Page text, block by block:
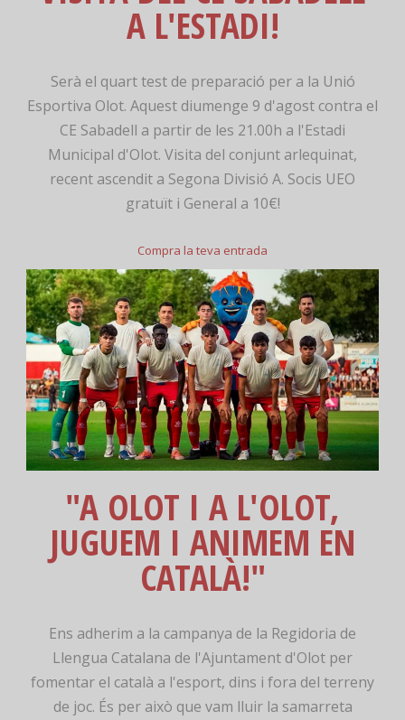
A L'ESTADI!
Serà el quart test de preparació per a la Unió
Esportiva Olot. Aquest diumenge 9 d'agost contra el
CE Sabadell a partir de les 21.00h a l'Estadi
Municipal d'Olot. Visita del conjunt arlequinat,
recent ascendit a Segona Divisió A. Socis UEO
gratuït i General a 10€!
Compra la teva entrada
"A OLOT I A L'OLOT,
JUGUEM I ANIMEM EN
CATALÀ!"
Ens adherim a la campanya de la Regidoria de
Llengua Catalana de l'Ajuntament d'Olot per
fomentar el català a l'esport, dins i fora del terreny
de joc. És per això que vam lluir la samarreta